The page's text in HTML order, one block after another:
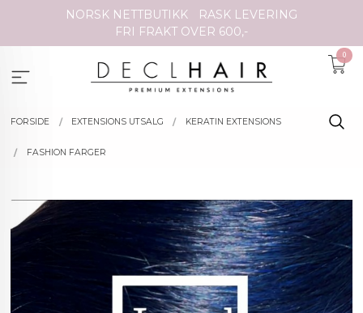
NORSK NETTBUTIKK
RASK LEVERING
FRI FRAKT OVER 600,-
0
FORSIDE EXTENSIONS UTSALG KERATIN EXTENSIONS
FASHION FARGER